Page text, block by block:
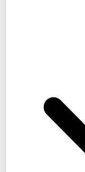
Bleiben Sie auf
News,
Projekten finden